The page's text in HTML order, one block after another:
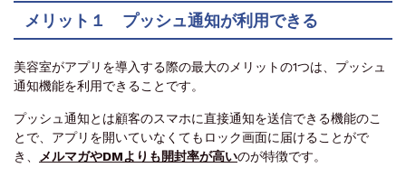
メリット１ プッシュ通知が利用できる
美容室がアプリを導入する際の最大のメリットの1つは、プッシュ
通知機能を利用できることです。
プッシュ通知とは顧客のスマホに直接通知を送信できる機能のこ
とで、アプリを開いていなくてもロック画面に届けることがで
き、
メルマガやDMよりも開封率が高いのが特徴です。